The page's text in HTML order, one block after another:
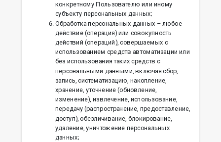
конкретному Пользователю или иному
субъекту персональных данных;
Обработка персональных данных – любое
действие (операция) или совокупность
действий (операций), совершаемых с
использованием средств автоматизации или
без использования таких средств с
персональными данными, включая сбор,
запись, систематизацию, накопление,
хранение, уточнение (обновление,
изменение), извлечение, использование,
передачу (распространение, предоставление,
доступ), обезличивание, блокирование,
удаление, уничтожение персональных
данных;